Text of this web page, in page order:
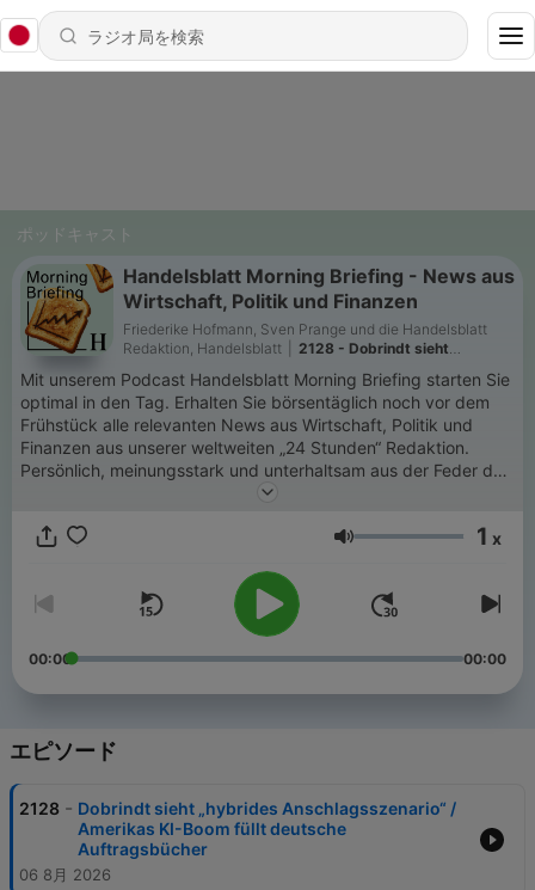
ポッドキャスト
Handelsblatt Morning Briefing - News aus
Wirtschaft, Politik und Finanzen
Friederike Hofmann, Sven Prange und die Handelsblatt
Redaktion, Handelsblatt
2128 - Dobrindt sieht
deutsche Auftragsbücher
Mit unserem Podcast Handelsblatt Morning Briefing starten Sie
optimal in den Tag. Erhalten Sie börsentäglich noch vor dem
Frühstück alle relevanten News aus Wirtschaft, Politik und
Finanzen aus unserer weltweiten „24 Stunden“ Redaktion.
Persönlich, meinungsstark und unterhaltsam aus der Feder der
Handelsblatt-Autoren Sven Prange und Friederike Hofmann.
eine Bonus-Folge: "Morning Briefing Insight". Reflektieren Sie
Morning-Briefing-Autoren die Woche. Warum haben wir so
berichtet? Und welche Geschichte hat es vielleicht nicht ins
geben Ihnen außerdem spannende Einblicke in die Debatten
Briefing Insight ist ein Podcast exklusiv für Handelsblatt
Briefing können Sie börsentäglich und kostenfrei auch als
Newsletter genießen – ganz bequem jeden Morgen in Ihrem
Postfach. [Jetzt anmelden!]
(https://www.handelsblatt.com/service-angebote/newsletter/)
Wenn Sie inhaltliche und redaktionelle Anmerkungen, Fragen,
Kritik oder Lob haben, schreiben Sie unseren Autoren gern per
E-Mail: mail@morningbriefing.de FAQs zu unseren exklusiven
音量 1 x
00:00 00:00
エピソード
2128 - Dobrindt sieht „hybrides Anschlagsszenario“ /
Amerikas KI-Boom füllt deutsche
Auftragsbücher
06 8月 2026